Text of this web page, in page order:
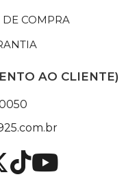
DE COMPRA
AO CLIENTE)